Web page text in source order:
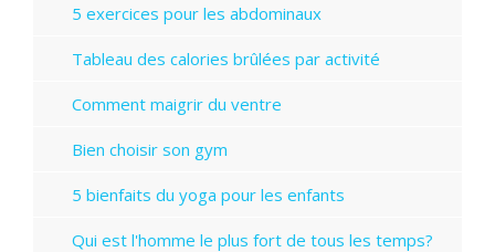
5 exercices pour les abdominaux
Tableau des calories brûlées par activité
Comment maigrir du ventre
Bien choisir son gym
5 bienfaits du yoga pour les enfants
Qui est l'homme le plus fort de tous les temps?